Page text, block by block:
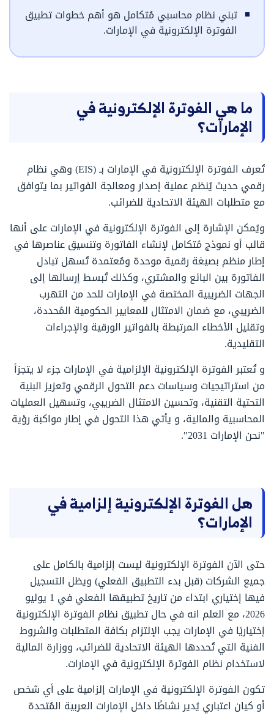
تبني نظام محاسبي مُتكامل هو أهم خطوات تطبيق
الفوترة الإلكترونية في الإمارات.
ما هي الفوترة الإلكترونية في
الإمارات؟
تُعرف الفوترة الإلكترونية في الإمارات بـ (EIS) وهي نظام
رقمي حديث يُنظم عملية إصدار ومعالجة الفواتير بما يتوافق
مع متطلبات الهيئة الاتحادية للضرائب.
ويُمكن الإشارة إلى الفوترة الإلكترونية في الإمارات على أنها
قالب أو نموذج مُتكامل لإنشاء الفاتورة وتنسيق عناصرها في
إطار منظم بصيغة رقمية موحدة ومُعتمدة تُسهل تبادل
الفاتورة بين البائع والمشتري، وكذلك تُبسط إرسالها إلى
الجهات الضريبية المختصة في الإمارات للحد من التهرب
الضريبي، مع ضمان الامتثال للمعايير الحكومية المُحددة،
وتقليل الأخطاء المرتبطة بالفواتير الورقية والإجراءات
التقليدية.
و تُعتبر الفوترة الإلكترونية الإلزامية في الإمارات جزء لا يتجزأ
من استراتيجيات وسياسات دعم التحول الرقمي وتعزيز البنية
التحتية التقنية، وتحسين الامتثال الضريبي، وتسهيل العمليات
المحاسبية والمالية، و يأتي هذا التحول في إطار مواكبة رؤية
"نحن الإمارات 2031".
هل الفوترة الإلكترونية إلزامية في
الإمارات؟
حتى الآن الفوترة الإلكترونية ليست إلزامية بالكامل على
جميع الشركات (قبل بدء التطبيق الفعلي) ويظل التسجيل
فيها إختياري ابتداء من تاريخ تطبيقها الفعلي في 1 يوليو
2026، مع العلم انه في حال تطبيق نظام الفوترة الإلكترونية
إختياريًا في الإمارات يجب الإلتزام بكافة المتطلبات والشروط
الفنية التي تُحددها الهيئة الاتحادية للضرائب، ووزارة المالية
لاستخدام نظام الفوترة الإلكترونية في الإمارات.
تكون الفوترة الإلكترونية في الإمارات إلزامية على أي شخص
أو كيان اعتباري يُدير نشاطًا داخل الإمارات العربية المُتحدة